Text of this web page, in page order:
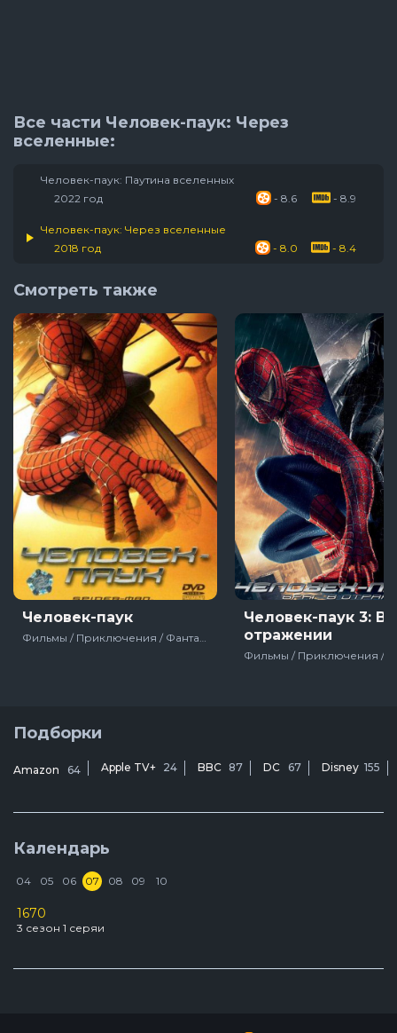
Все части Человек-паук: Через
вселенные:
Человек-паук: Паутина вселенных
2022 год
- 8.6 - 8.9
Человек-паук: Через вселенные
2018 год
- 8.0 - 8.4
Смотреть также
Человек-паук
Человек-паук 3:
отражении
Подборки
Amazon 64 Apple TV+ 24 BBC 87 DC 67 Disney 155
Календарь
04 05 06 07 08 09 10
1670
3 сезон 1 серяи